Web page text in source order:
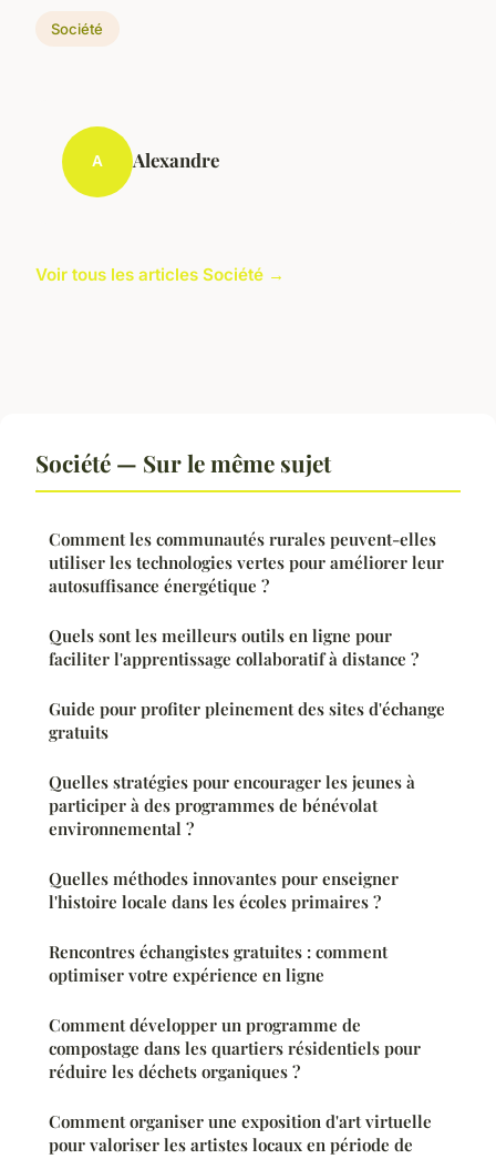
Société
A Alexandre
Voir tous les articles Société →
Société — Sur le même sujet
Comment les communautés rurales peuvent-elles
utiliser les technologies vertes pour améliorer leur
autosuffisance énergétique ?
Quels sont les meilleurs outils en ligne pour
faciliter l'apprentissage collaboratif à distance ?
Guide pour profiter pleinement des sites d'échange
gratuits
Quelles stratégies pour encourager les jeunes à
participer à des programmes de bénévolat
environnemental ?
Quelles méthodes innovantes pour enseigner
l'histoire locale dans les écoles primaires ?
Rencontres échangistes gratuites : comment
optimiser votre expérience en ligne
Comment développer un programme de
compostage dans les quartiers résidentiels pour
réduire les déchets organiques ?
Comment organiser une exposition d'art virtuelle
pour valoriser les artistes locaux en période de